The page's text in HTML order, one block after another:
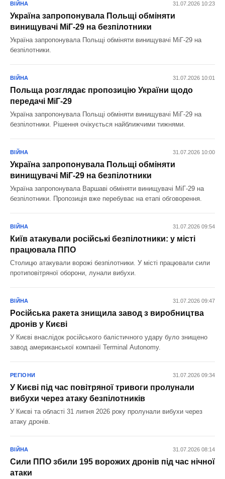
ВІЙНА 31.07.2026 10:23
Україна запропонувала Польщі обміняти
винищувачі МіГ-29 на безпілотники
Україна запропонувала Польщі обміняти винищувачі МіГ-29 на
безпілотники.
ВІЙНА 31.07.2026 10:01
Польща розглядає пропозицію України щодо
передачі МіГ-29
Україна запропонувала Польщі обміняти винищувачі МіГ-29 на
безпілотники. Рішення очікується найближчими тижнями.
ВІЙНА 31.07.2026 10:00
Україна запропонувала Польщі обміняти
винищувачі МіГ-29 на безпілотники
Україна запропонувала Варшаві обміняти винищувачі МіГ-29 на
безпілотники. Пропозиція вже перебуває на етапі обговорення.
ВІЙНА 31.07.2026 09:54
Київ атакували російські безпілотники: у місті
працювала ППО
Столицю атакували ворожі безпілотники. У місті працювали сили
протиповітряної оборони, лунали вибухи.
ВІЙНА 31.07.2026 09:47
Російська ракета знищила завод з виробництва
дронів у Києві
У Києві внаслідок російського балістичного удару було знищено
завод американської компанії Terminal Autonomy.
РЕГІОНИ 31.07.2026 09:34
У Києві під час повітряної тривоги пролунали
вибухи через атаку безпілотників
У Києві та області 31 липня 2026 року пролунали вибухи через
атаку дронів.
ВІЙНА 31.07.2026 08:14
Сили ППО збили 195 ворожих дронів під час нічної
атаки